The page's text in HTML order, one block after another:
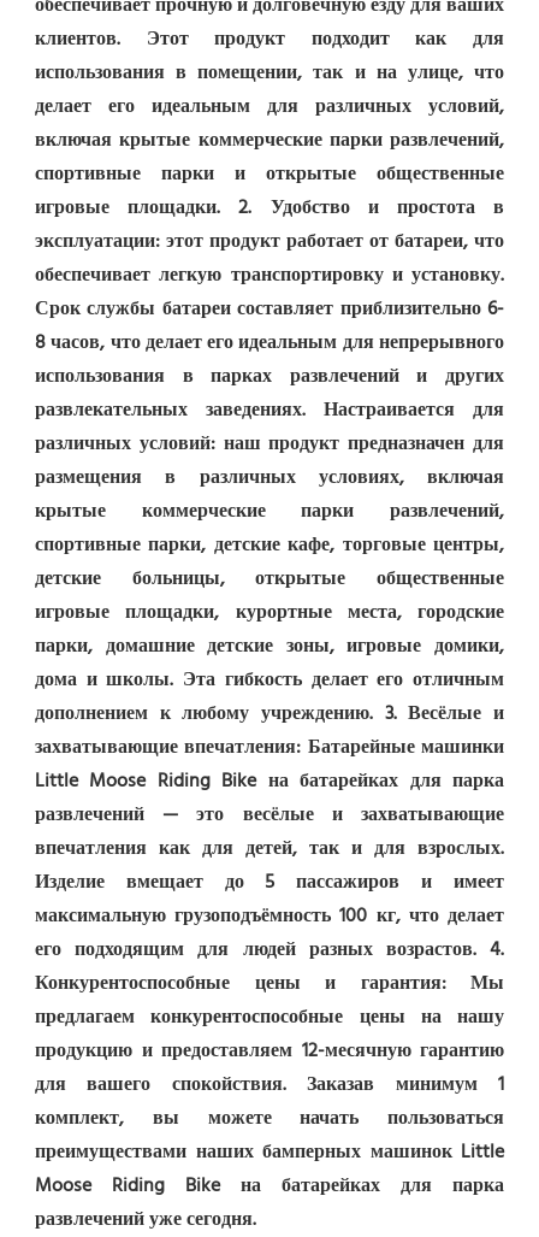
клиентов. Этот продукт подходит как для
использования в помещении, так и на улице, что
делает его идеальным для различных условий,
включая крытые коммерческие парки развлечений,
спортивные парки и открытые общественные
игровые площадки. 2. Удобство и простота в
эксплуатации: этот продукт работает от батареи, что
обеспечивает легкую транспортировку и установку.
Срок службы батареи составляет приблизительно 6-
8 часов, что делает его идеальным для непрерывного
использования в парках развлечений и других
развлекательных заведениях. Настраивается для
различных условий: наш продукт предназначен для
размещения в различных условиях, включая
крытые коммерческие парки развлечений,
спортивные парки, детские кафе, торговые центры,
детские больницы, открытые общественные
игровые площадки, курортные места, городские
парки, домашние детские зоны, игровые домики,
дома и школы. Эта гибкость делает его отличным
дополнением к любому учреждению. 3. Весёлые и
захватывающие впечатления: Батарейные машинки
Little Moose Riding Bike на батарейках для парка
развлечений — это весёлые и захватывающие
впечатления как для детей, так и для взрослых.
Изделие вмещает до 5 пассажиров и имеет
максимальную грузоподъёмность 100 кг, что делает
его подходящим для людей разных возрастов. 4.
Конкурентоспособные цены и гарантия: Мы
предлагаем конкурентоспособные цены на нашу
продукцию и предоставляем 12-месячную гарантию
для вашего спокойствия. Заказав минимум 1
комплект, вы можете начать пользоваться
преимуществами наших бамперных машинок Little
Moose Riding Bike на батарейках для парка
развлечений уже сегодня.